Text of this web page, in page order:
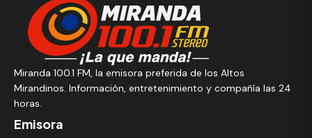
Miranda 100.1 FM, la emisora preferida de los Altos
Mirandinos. Información, entretenimiento y compañía las 24
horas.
Emisora